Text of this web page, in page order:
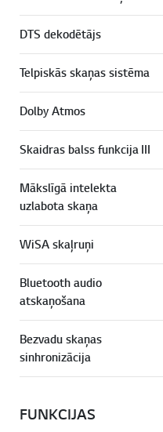
DTS dekodētājs
Telpiskās skaņas sistēma
Dolby Atmos
Skaidras balss funkcija III
Mākslīgā intelekta
uzlabota skaņa
WiSA skaļruņi
Bluetooth audio
atskaņošana
Bezvadu skaņas
sinhronizācija
FUNKCIJAS